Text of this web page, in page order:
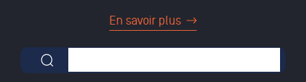
En savoir plus
Formulaire de recherche